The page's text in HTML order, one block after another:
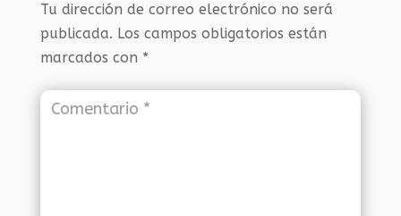
Tu dirección de correo electrónico no será
publicada. Los campos obligatorios están
marcados con *